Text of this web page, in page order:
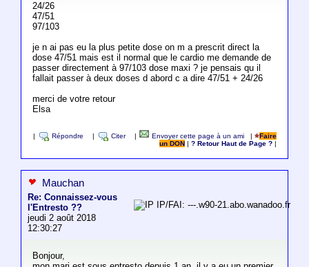
24/26
47/51
97/103
je n ai pas eu la plus petite dose on m a prescrit direct la
dose 47/51 mais est il normal que le cardio me demande de
passer directement à 97/103 dose maxi ? je pensais qu il
fallait passer à deux doses d abord c a dire 47/51 + 24/26
merci de votre retour
Elsa
Répondre Citer Envoyer cette page à un ami |
Faire
un DON
|? Retour Haut de Page ?
Mauchan
Re: Connaissez-vous
l'Entresto ??
jeudi 2 août 2018
12:30:27
IP/FAI: ---.w90-21.abo.wanadoo.fr
Bonjour,